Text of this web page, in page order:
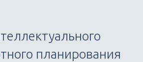
планирования